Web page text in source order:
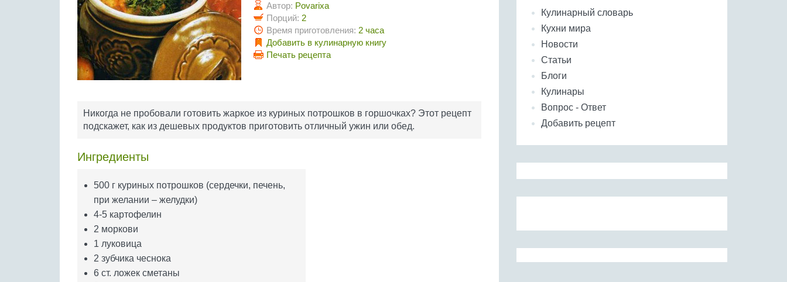
Автор: Povarixa
Порций: 2
Время приготовления: 2 часа
Добавить в кулинарную книгу
Печать рецепта
Никогда не пробовали готовить жаркое из куриных потрошков в горшочках? Этот рецепт
подскажет, как из дешевых продуктов приготовить отличный ужин или обед.
Ингредиенты
500 г куриных потрошков (сердечки, печень,
при желании – желудки)
4-5 картофелин
2 моркови
1 луковица
2 зубчика чеснока
6 ст. ложек сметаны
Кулинарный словарь
Кухни мира
Новости
Статьи
Блоги
Кулинары
Вопрос - Ответ
Добавить рецепт